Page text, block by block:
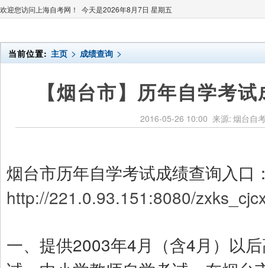
欢迎您访问上海自考网！ 今天是2026年8月7日 星期五
当前位置: 主页 > 成绩查询 >
【烟台市】历年自学考
2016-05-26 10:00 来源: 烟台自
烟台市历年自学考试成绩查询入口
http://221.0.93.151:8080/
一、提供2003年4月（含4月）以